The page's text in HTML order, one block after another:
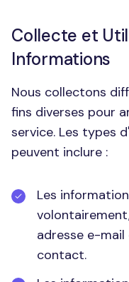
Collecte et
Informations
Nous collectons
fins diverses pour
service. Les types
peuvent inclure :
Les
adresse e-
contact.